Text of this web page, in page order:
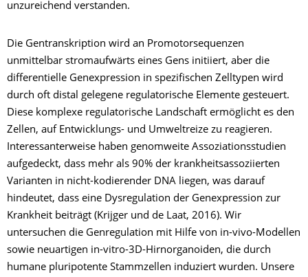
unzureichend verstanden.
Die Gentranskription wird an Promotorsequenzen
unmittelbar stromaufwärts eines Gens initiiert, aber die
differentielle Genexpression in spezifischen Zelltypen wird
durch oft distal gelegene regulatorische Elemente gesteuert.
Diese komplexe regulatorische Landschaft ermöglicht es den
Zellen, auf Entwicklungs- und Umweltreize zu reagieren.
Interessanterweise haben genomweite Assoziationsstudien
aufgedeckt, dass mehr als 90% der krankheitsassoziierten
Varianten in nicht-kodierender DNA liegen, was darauf
hindeutet, dass eine Dysregulation der Genexpression zur
Krankheit beiträgt (Krijger und de Laat, 2016). Wir
untersuchen die Genregulation mit Hilfe von in-vivo-Modellen
sowie neuartigen in-vitro-3D-Hirnorganoiden, die durch
humane pluripotente Stammzellen induziert wurden. Unsere